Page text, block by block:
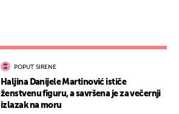
POPUT SIRENE
Haljina Danijele Martinović ističe
ženstvenu figuru, a savršena je za večernji
izlazak na moru